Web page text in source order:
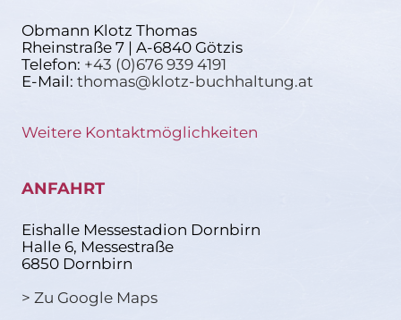
Obmann Klotz Thomas
Rheinstraße 7 | A-6840 Götzis
Telefon: +43 (0)676 939 4191
E-Mail: thomas@klotz-buchhaltung.at
Weitere Kontaktmöglichkeiten
ANFAHRT
Eishalle Messestadion Dornbirn
Halle 6, Messestraße
6850 Dornbirn
> Zu Google Maps